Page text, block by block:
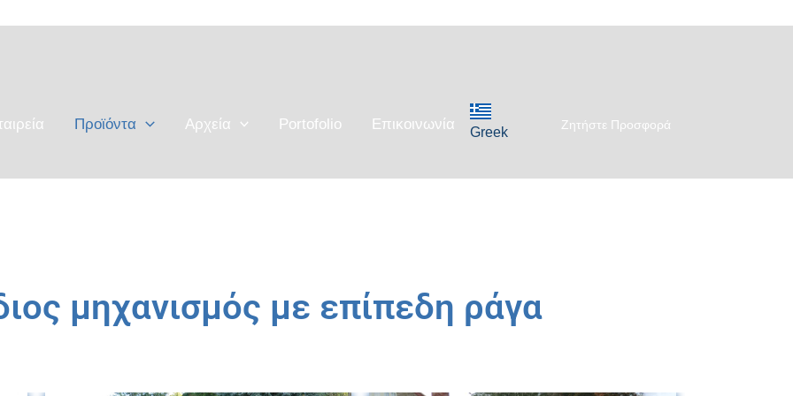
Προϊόντα Αρχεία Portofolio Επικοινωνία Greek Ζητήστε Προσφορά
μηχανισμός με επίπεδη ράγα